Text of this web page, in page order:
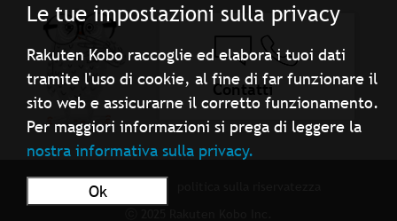
Le tue impostazioni sulla privacy
Rakuten Kobo raccoglie ed elabora i tuoi dati
tramite l'uso di cookie, al fine di far funzionare il
sito web e assicurarne il corretto funzionamento.
Per maggiori informazioni si prega di leggere la
nostra informativa sulla privacy.
Ok
Contatti
Condizioni d'uso